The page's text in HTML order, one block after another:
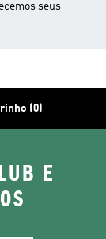
seus
(0)
E